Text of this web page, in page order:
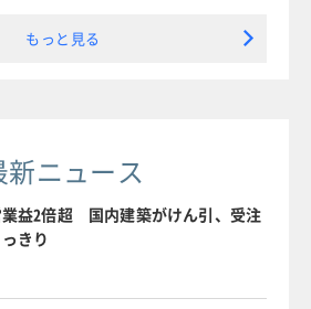
もっと見る
新ニュース
益2倍超 国内建築がけん引、受注
きり